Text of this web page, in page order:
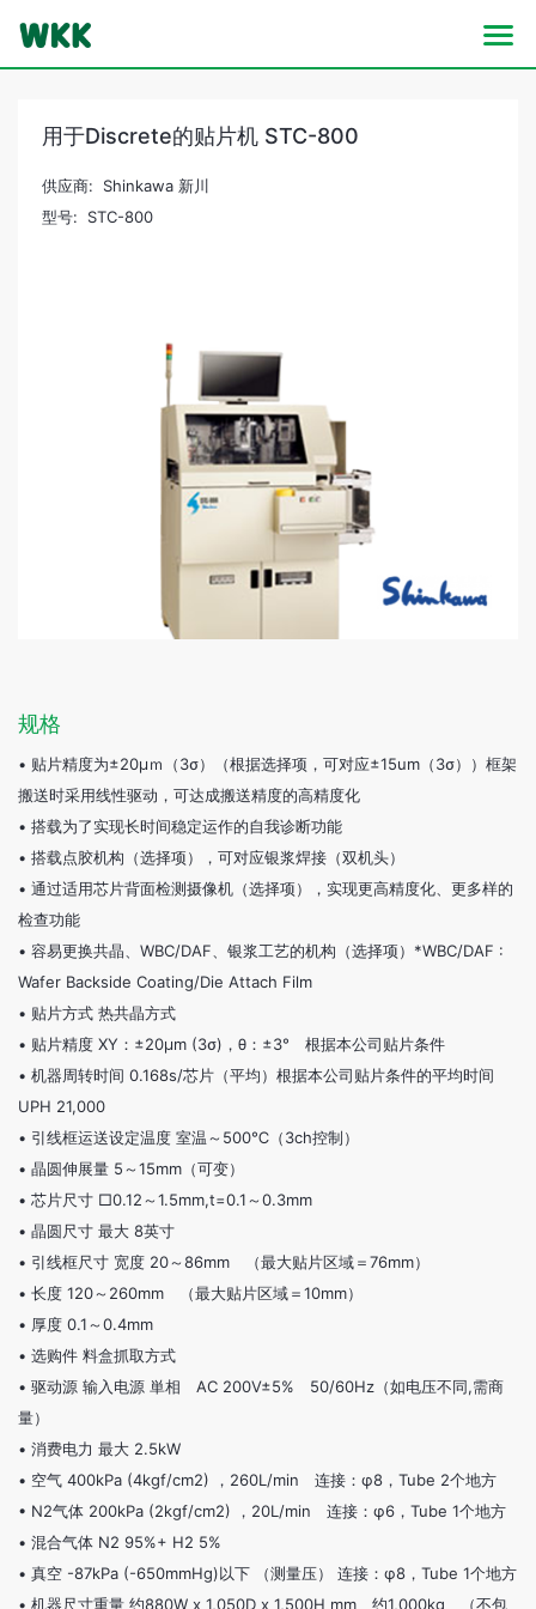
用于Discrete的贴片机 STC-800
供应商: Shinkawa 新川
型号: STC-800
规格
• 贴片精度为±20μｍ（3σ）（根据选择项，可对应±15um（3σ））框架
搬送时采用线性驱动，可达成搬送精度的高精度化
• 搭载为了实现长时间稳定运作的自我诊断功能
• 搭载点胶机构（选择项），可对应银浆焊接（双机头）
• 通过适用芯片背面检测摄像机（选择项），实现更高精度化、更多样的
检查功能
• 容易更换共晶、WBC/DAF、银浆工艺的机构（选择项）*WBC/DAF :
Wafer Backside Coating/Die Attach Film
• 贴片方式 热共晶方式
• 贴片精度 XY：±20μm (3σ)，θ：±3° 根据本公司贴片条件
• 机器周转时间 0.168s/芯片（平均）根据本公司贴片条件的平均时间
UPH 21,000
• 引线框运送设定温度 室温～500℃（3ch控制）
• 晶圆伸展量 5～15mm（可变）
• 芯片尺寸 □0.12～1.5mm,t=0.1～0.3mm
• 晶圆尺寸 最大 8英寸
• 引线框尺寸 宽度 20～86mm （最大贴片区域＝76mm）
• 长度 120～260mm （最大贴片区域＝10mm）
• 厚度 0.1～0.4mm
• 选购件 料盒抓取方式
• 驱动源 输入电源 単相 AC 200V±5% 50/60Hz（如电压不同,需商
量）
• 消费电力 最大 2.5kW
• 空气 400kPa (4kgf/cm2) ，260L/min 连接：φ8，Tube 2个地方
• N2气体 200kPa (2kgf/cm2) ，20L/min 连接：φ6，Tube 1个地方
• 混合气体 N2 95%+ H2 5%
• 真空 -87kPa (-650mmHg)以下 （测量压） 连接：φ8，Tube 1个地方
• 机器尺寸重量 约880W x 1,050D x 1,500H mm 约1,000kg （不包